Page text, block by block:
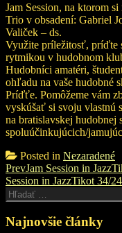
Jam Session, na ktorom
Trio v obsadení: Gabriel
Valiček – ds.
Využite príležitosť, príďte
rytmikou v hudobnom
Hudobníci amatéri,
ohľadu na vaše hudobné
Príďťe. Pomôžeme vám
vyskúšať si svoju vlastnú
na bratislavskej hudobnej
spoluúčinkujúcich/
Posted in Nezaradené
Post
navigation
PrevJam Session in
Session in JazzTikot 34/
Hľadať:
Najnovšie články